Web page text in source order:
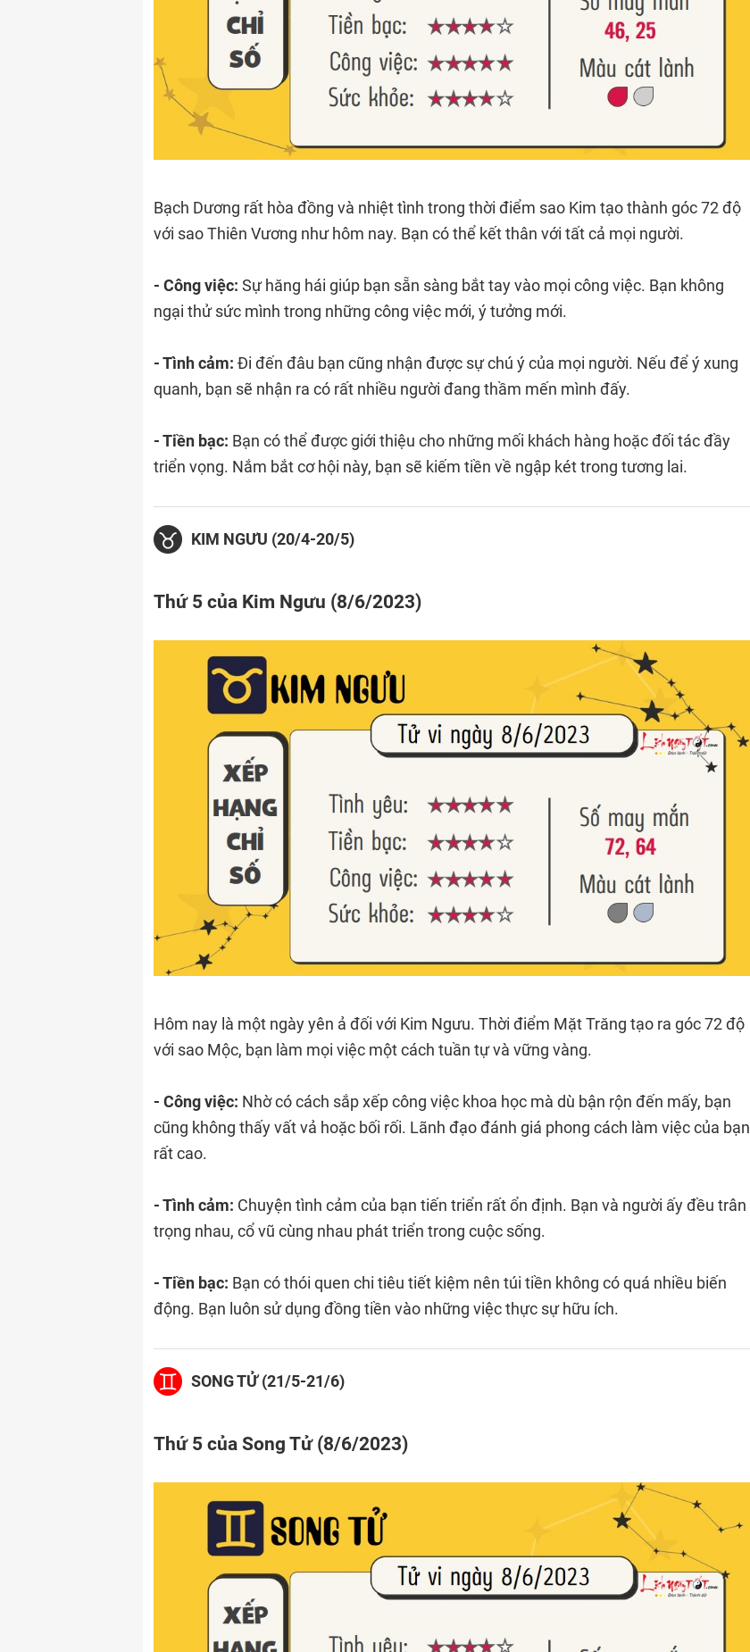
Bạch Dương rất hòa đồng và nhiệt tình trong thời điểm sao Kim tạo thành góc 72 độ
với sao Thiên Vương như hôm nay. Bạn có thể kết thân với tất cả mọi người.
- Công việc: Sự hăng hái giúp bạn sẵn sàng bắt tay vào mọi công việc. Bạn không
ngại thử sức mình trong những công việc mới, ý tưởng mới.
- Tình cảm: Đi đến đâu bạn cũng nhận được sự chú ý của mọi người. Nếu để ý xung
quanh, bạn sẽ nhận ra có rất nhiều người đang thầm mến mình đấy.
- Tiền bạc: Bạn có thể được giới thiệu cho những mối khách hàng hoặc đối tác đầy
triển vọng. Nắm bắt cơ hội này, bạn sẽ kiếm tiền về ngập két trong tương lai.
KIM NGƯU (20/4-20/5)
Thứ 5 của Kim Ngưu (8/6/2023)
Hôm nay là một ngày yên ả đối với Kim Ngưu. Thời điểm Mặt Trăng tạo ra góc 72 độ
với sao Mộc, bạn làm mọi việc một cách tuần tự và vững vàng.
- Công việc: Nhờ có cách sắp xếp công việc khoa học mà dù bận rộn đến mấy, bạn
cũng không thấy vất vả hoặc bối rối. Lãnh đạo đánh giá phong cách làm việc của bạn
rất cao.
- Tình cảm: Chuyện tình cảm của bạn tiến triển rất ổn định. Bạn và người ấy đều trân
trọng nhau, cổ vũ cùng nhau phát triển trong cuộc sống.
- Tiền bạc: Bạn có thói quen chi tiêu tiết kiệm nên túi tiền không có quá nhiều biến
động. Bạn luôn sử dụng đồng tiền vào những việc thực sự hữu ích.
SONG TỬ (21/5-21/6)
Thứ 5 của Song Tử (8/6/2023)